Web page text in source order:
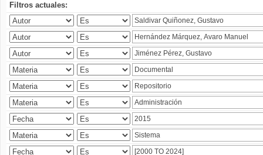
Filtros actuales: